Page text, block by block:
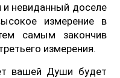
невиданный доселе
измерение в
самым закончив
измерения.
вашей Души будет